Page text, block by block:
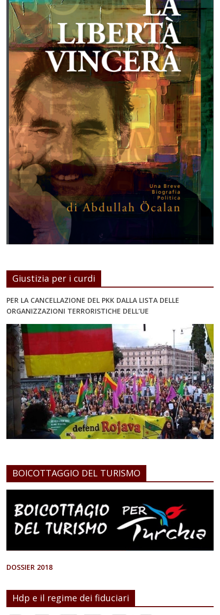
Giustizia per i curdi
PER LA CANCELLAZIONE DEL PKK DALLA LISTA DELLE
ORGANIZZAZIONI TERRORISTICHE DELL’UE
BOICOTTAGGIO DEL TURISMO
DOSSIER 2018
Hdp e il regime dei fiduciari